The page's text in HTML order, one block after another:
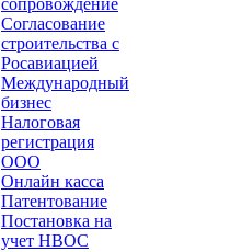
сопровождение
Согласование
строительства с
Росавиацией
Международный
бизнес
Налоговая
регистрация
ООО
Онлайн касса
Патентование
Постановка на
учет НВОС